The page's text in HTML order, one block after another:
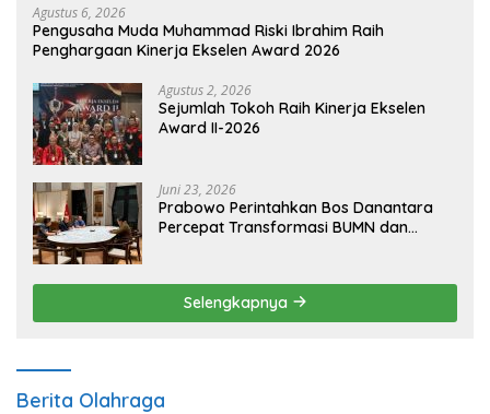
Agustus 6, 2026
Pengusaha Muda Muhammad Riski Ibrahim Raih
Penghargaan Kinerja Ekselen Award 2026
Agustus 2, 2026
Sejumlah Tokoh Raih Kinerja Ekselen
Award II-2026
Juni 23, 2026
Prabowo Perintahkan Bos Danantara
Percepat Transformasi BUMN dan
Selengkapnya
Berita Olahraga